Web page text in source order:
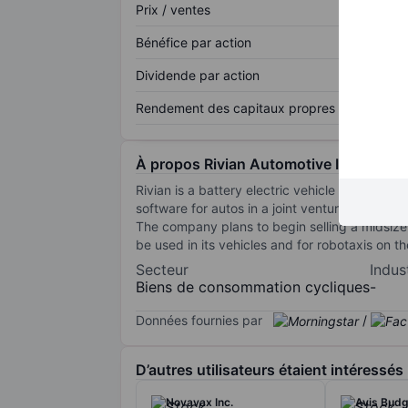
Prix / ventes
Bénéfice par action
Dividende par action
Rendement des capitaux propres
À propos Rivian Automotive Inc
Rivian is a battery electric vehicle
software for autos in a joint venture with
The company plans to begin selling a
be used in its vehicles and for robotaxis on
Secteur
Biens de consommation cycliques-
Données fournies par /
D’autres utilisateurs étaient intéressés
Novavax Inc. Avis